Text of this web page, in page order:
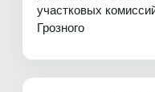
участковых
Грозного